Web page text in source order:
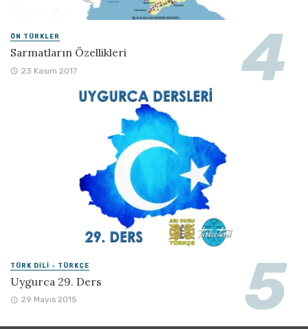
ÖN TÜRKLER
Sarmatların Özellikleri
23 Kasım 2017
TÜRK DILI - TÜRKÇE
Uygurca 29. Ders
29 Mayıs 2015